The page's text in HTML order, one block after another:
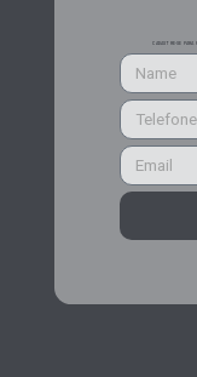
CADASTRE-SE